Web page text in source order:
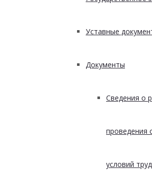
Уставные
Документы
Сведения о
проведения
условий